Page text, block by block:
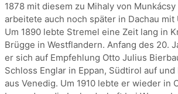
1878 mit diesem zu Mihaly von Munkácsy
arbeitete auch noch später in Dachau mit
Um 1890 lebte Stremel eine Zeit lang in
Brügge in Westflandern. Anfang des 20.
er sich auf Empfehlung Otto Julius
Schloss Englar in Eppan, Südtirol auf
aus Venedig. Um 1910 lebte er wieder in